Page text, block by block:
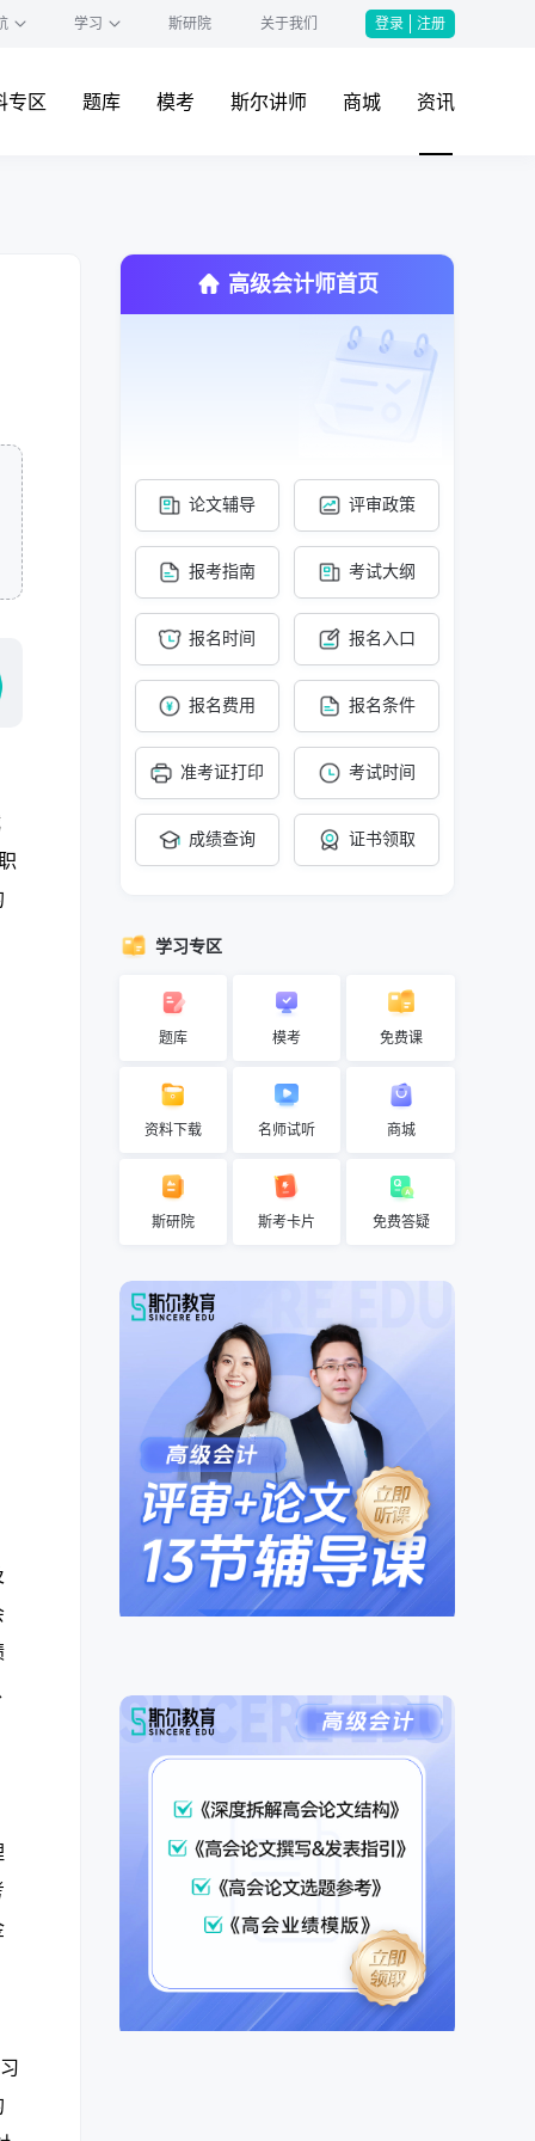
学习 斯研院 关于我们 登录 注册
专区 题库 模考 斯尔讲师 商城 资讯
高级会计师首页
论文辅导 评审政策
报考指南 考试大纲
报名时间 报名入口
报名费用 报名条件
准考证打印 考试时间
成绩查询 证书领取
学习专区
题库 模考 免费课
资料下载 名师试听 商城
斯研院 斯考卡片 免费答疑